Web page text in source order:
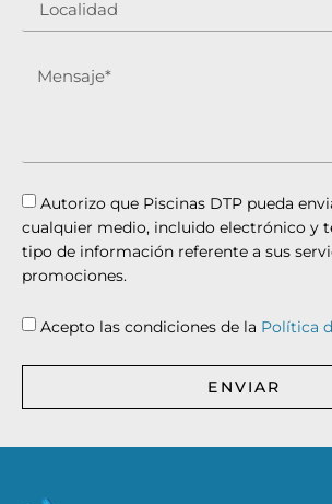
Autorizo que Piscinas DTP pueda
cualquier medio, incluido electrónico y
tipo de información referente a sus
promociones.
Acepto las condiciones de la Política
ENVIAR